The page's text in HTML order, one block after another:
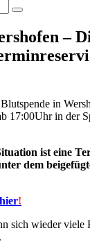
–
in
17:00Uhr in der
ist eine
dem
hier!
sich wieder viele